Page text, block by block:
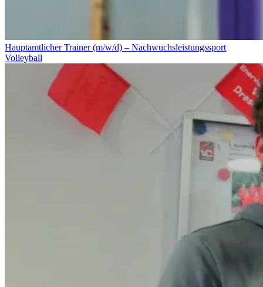
Hauptamtlicher Trainer (m/w/d) – Nachwuchsleistungssport
Volleyball